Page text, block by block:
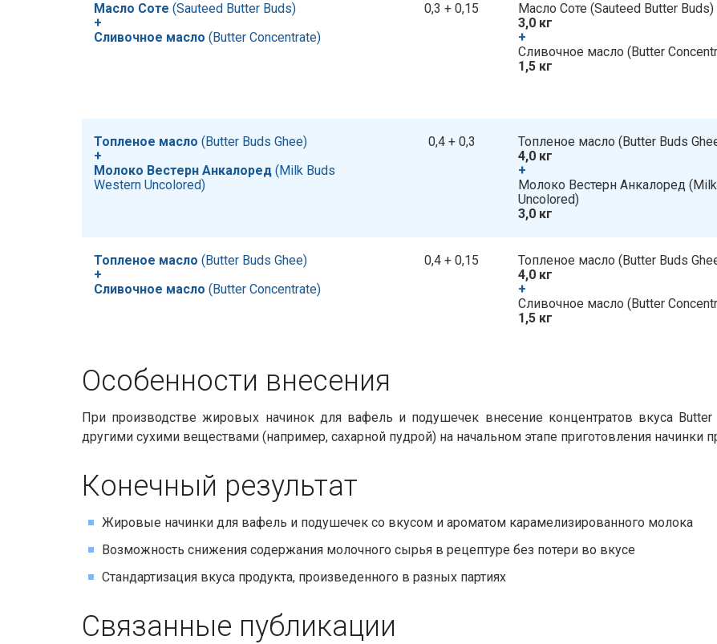
Масло Соте ​​ (Sauteed Butter Buds)
+
Сливочное масло ​​ (Butter Concentrate)
0,3 + 0,15
Масло Соте​​ (Sauteed Butter Buds)
3,0 кг
+
Сливочное масло​​ (Butter
1,5 кг
Топленое масло ​​ (Butter Buds Ghee)
+
Молоко Вестерн Анкалоред ​​ (Milk Buds
Western Uncolored)
0,4 + 0,3
Топленое масло​​ (Butter Buds
4,0 кг
+
Молоко Вестерн Анкалоред​​
Uncolored)
3,0 кг
Топленое масло ​​ (Butter Buds Ghee)
+
Сливочное масло ​​ (Butter Concentrate)
0,4 + 0,15
Топленое масло​​ (Butter Buds
4,0 кг
+
Сливочное масло​​ (Butter
1,5 кг
Особенности внесения​​
При производстве жировых начинок для вафель и подушечек внесение концентратов вкуса Butter
другими сухими веществами (например, сахарной пудрой) на начальном этапе приготовления начинки
Конечный результат
Жировые начинки для вафель и подушечек со вкусом и ароматом карамелизированного молока
Возможность снижения содержания молочного сырья в рецептуре без потери во вкусе
Стандартизация вкуса продукта, произведенного в разных партиях
Связанные публикации